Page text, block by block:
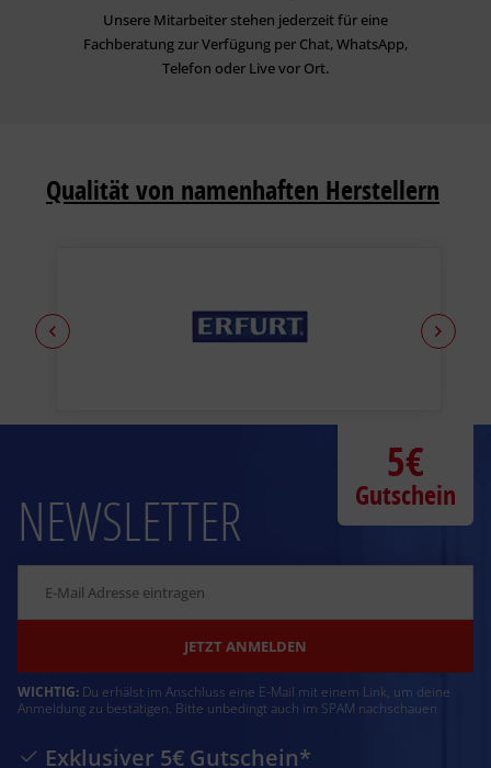
Unsere Mitarbeiter stehen jederzeit für eine
Fachberatung zur Verfügung per Chat, WhatsApp,
Telefon oder Live vor Ort.
Qualität von namenhaften Herstellern
NEWSLETTER
JETZT ANMELDEN
WICHTIG: Du erhälst im Anschluss eine E-Mail mit einem Link, um deine
Anmeldung zu bestätigen. Bitte unbedingt auch im SPAM nachschauen
Exklusiver 5€ Gutschein*
5€
Gutschein